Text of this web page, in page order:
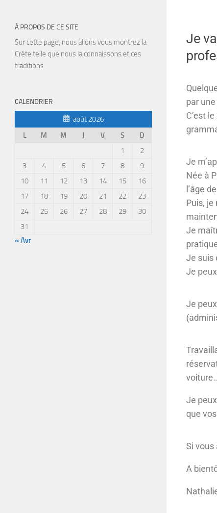
Je
par
C’est
Je
Née à
l’âge
Puis, je
Je
Je suis
Je
Je
Je
que
Si vous
A
À PROPOS DE CE SITE
Sur cette page, nous allons vous montrez la
Crète telle que nous la connaissons et ces
traditions
CALENDRIER
août 2026
L
M M J V S
D
1
2
3
4 5 6 7 8
9
10
11 12 13 14 15
16
17
18 19 20 21 22
23
24
25 26 27 28 29
30
31
« Avr